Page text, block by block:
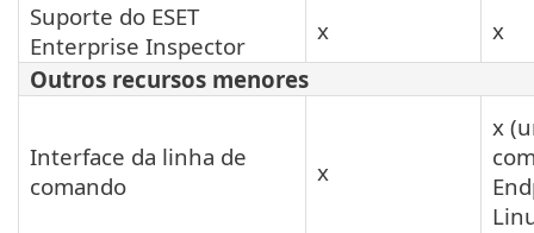
Suporte do ESET
Enterprise Inspector
x
x
Outros recursos menores
Interface da linha de
comando
x
x